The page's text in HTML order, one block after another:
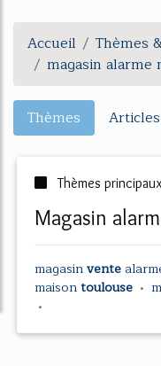
Accueil
Thèmes
magasin alarme
Thèmes Articles
Thèmes
magasin
magasinvente
maisontoulouse •
•